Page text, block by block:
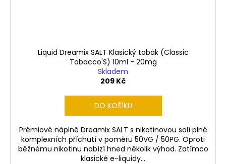
Liquid Dreamix SALT Klasický tabák (Classic
Tobacco'S) 10ml - 20mg
Skladem
209 Kč
DO KOŠÍKU
Prémiové náplně Dreamix SALT s nikotinovou solí plné
komplexních příchutí v poměru 50VG / 50PG. Oproti
běžnému nikotinu nabízí hned několik výhod. Zatímco
klasické e-liquidy...